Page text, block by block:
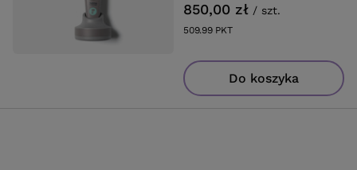
850,00 zł / szt.
509.99PKTpunktów
Do koszyka